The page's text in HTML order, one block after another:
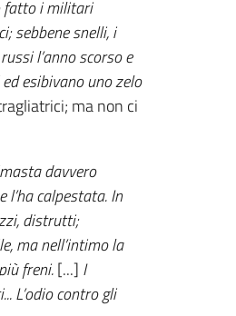
fatto i militari
sebbene snelli, i
l’anno scorso e
esibivano uno zelo
ma non ci
davvero
calpestata. In
distrutti;
ma nell’intimo la
freni.[...] I
L’odio contro gli